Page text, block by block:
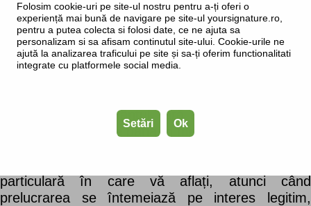
instanță; sau (iv) v-ați opus prelucrării, pentru
intervalul de timp în care săverificăm dacă
temeiurile legitime ale operatorului de date
prevalează asupra drepturilor persoanei vizate;
la bază consimțământul, fără a afecta legalitatea
prelucrării efectuate până în momentul respectiv;
particulară în care vă aflați, atunci când
prelucrarea se întemeiază pe interes legitim,
Folosim cookie-uri pe site-ul nostru pentru a-ți oferi o
experiență mai bună de navigare pe site-ul yoursignature.ro,
pentru a putea colecta si folosi date, ce ne ajuta sa
personalizam si sa afisam continutul site-ului. Cookie-urile ne
ajută la analizarea traficului pe site și sa-ți oferim functionalitati
integrate cu platformele social media.
Setări Ok